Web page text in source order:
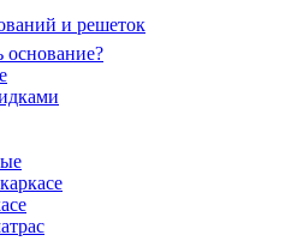
и решеток
основание?